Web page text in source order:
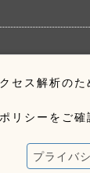
セス解析の
リシーをご確
プライバ